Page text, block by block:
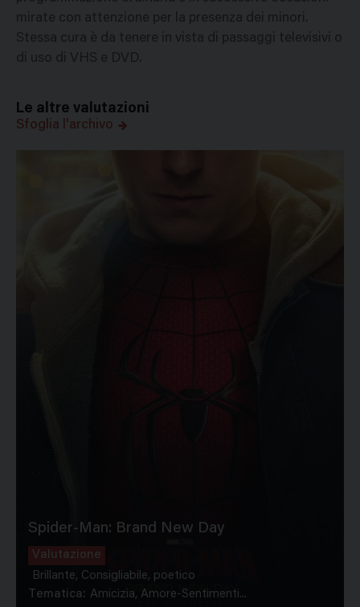
mirate con attenzione per la presenza dei minori.
Stessa cura è da tenere in vista di passaggi televisivi o
di uso di VHS e DVD.
Le altre valutazioni
Sfoglia l'archivo
Spider-Man: Brand New Day
Valutazione
Brillante, Consigliabile, poetico
Tematica: Amicizia, Amore-Sentimenti...